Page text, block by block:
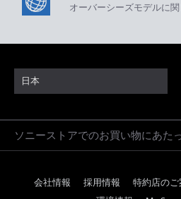
オーバーシーズモデルに
日本
ソニーストアでのお買い物にあた
会社情報 採用情報 特約店のご